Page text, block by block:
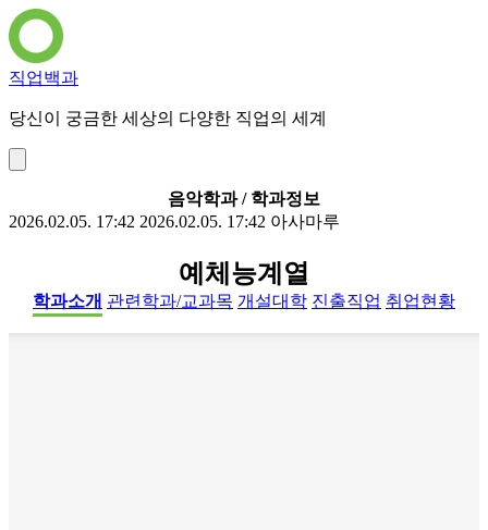
직업백과
당신이 궁금한 세상의 다양한 직업의 세계
음악학과 / 학과정보
2026.02.05. 17:42 2026.02.05. 17:42 아사마루
예체능계열
학과소개 관련학과/교과목 개설대학 진출직업 취업현황